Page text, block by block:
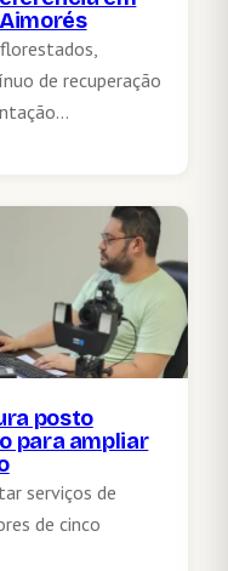
de recuperação
posto
para ampliar
serviços de
de cinco